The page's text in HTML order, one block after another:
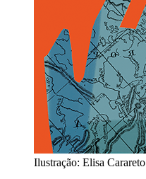
Ilustração: Elisa Carareto